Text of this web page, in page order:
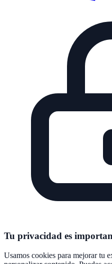
Tu privacidad es
Usamos cookies para mejorar tu